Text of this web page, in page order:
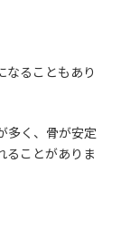
なることもあり
多く、骨が安定
ることがありま